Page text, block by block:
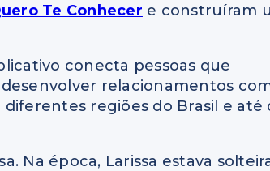
Te Conhecer e construíram
conecta pessoas que
relacionamentos
regiões do Brasil e até
Na época, Larissa estava